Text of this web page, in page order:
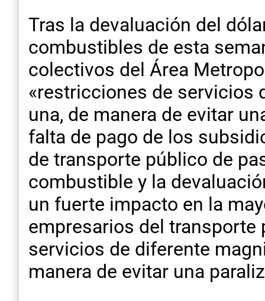
Tras la devaluación del
combustibles de esta
colectivos del Área
«restricciones de servicios
una, de manera de evitar
falta de pago de los
de transporte público de
combustible y la
un fuerte impacto en la
empresarios del
servicios de diferente
manera de evitar una